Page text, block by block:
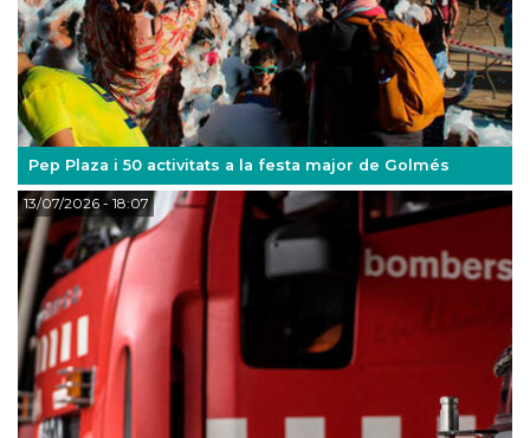
Pep Plaza i 50 activitats a la festa major de Golmés
13/07/2026- 18:07